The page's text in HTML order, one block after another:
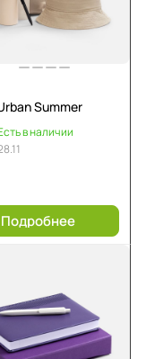
Summer
в наличии
Подробнее